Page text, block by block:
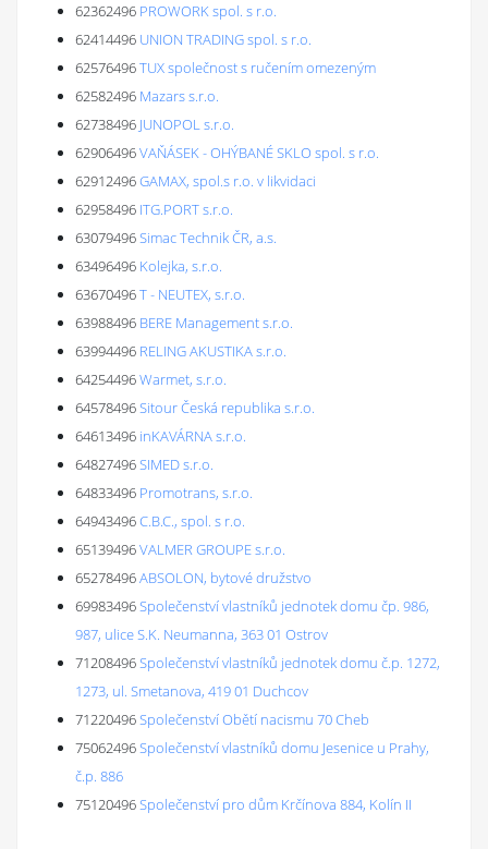
62362496 PROWORK spol. s r.o.
62414496 UNION TRADING spol. s r.o.
62576496TUX společnost s ručením omezeným
62582496 Mazars s.r.o.
62738496 JUNOPOL s.r.o.
62906496VAŇÁSEK - OHÝBANÉ SKLO spol. s r.o.
62912496GAMAX, spol.s r.o. v likvidaci
62958496 ITG.PORT s.r.o.
63079496Simac Technik ČR, a.s.
63496496 Kolejka, s.r.o.
63670496T - NEUTEX, s.r.o.
63988496 BERE Management s.r.o.
63994496 RELING AKUSTIKA s.r.o.
64254496Warmet, s.r.o.
64578496Sitour Česká republika s.r.o.
64613496 inKAVÁRNA s.r.o.
64827496SIMED s.r.o.
64833496 Promotrans, s.r.o.
64943496C.B.C., spol. s r.o.
65139496VALMER GROUPE s.r.o.
65278496ABSOLON, bytové družstvo
69983496Společenství vlastníků jednotek domu čp. 986,
987, ulice S.K. Neumanna, 363 01 Ostrov
71208496Společenství vlastníků jednotek domu č.p. 1272,
1273, ul. Smetanova, 419 01 Duchcov
71220496Společenství Obětí nacismu 70 Cheb
75062496Společenství vlastníků domu Jesenice u Prahy,
č.p. 886
75120496Společenství pro dům Krčínova 884, Kolín II